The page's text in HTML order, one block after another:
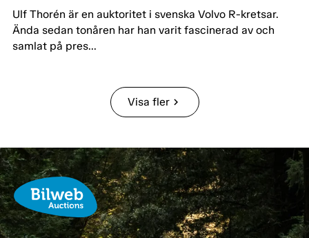
Ulf Thorén är en auktoritet i svenska Volvo R-kretsar.
Ända sedan tonåren har han varit fascinerad av och
samlat på pres...
Visa flerchevron_right